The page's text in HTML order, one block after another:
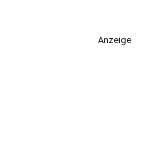
Anzeige